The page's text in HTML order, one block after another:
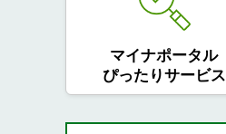
マイナポータル
ぴったりサービス